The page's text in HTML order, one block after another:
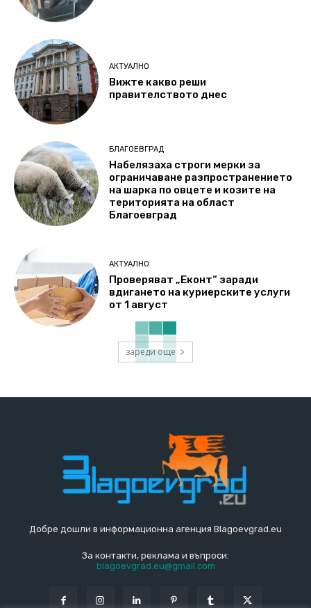
АКТУАЛНО
Вижте какво реши
правителството днес
БЛАГОЕВГРАД
Набелязаха строги мерки за
ограничаване разпространението
на шарка по овцете и козите на
територията на област
Благоевград
АКТУАЛНО
Проверяват „Еконт“ заради
вдигането на куриерските услуги
от 1 август
зареди още
Добре дошли в информационна агенция Blagoevgrad.eu
За контакти, реклама и въпроси:
blagoevgrad.eu@gmail.com